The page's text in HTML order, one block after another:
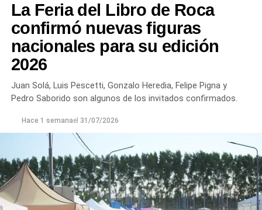
La Feria del Libro de Roca
confirmó nuevas figuras
nacionales para su edición
2026
Juan Solá, Luis Pescetti, Gonzalo Heredia, Felipe Pigna y
Pedro Saborido son algunos de los invitados confirmados.
Hace 1 semanael 31/07/2026